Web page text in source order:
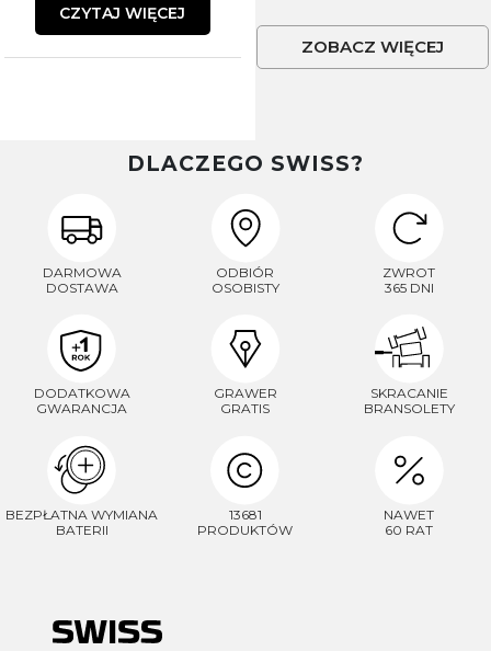
CZYTAJ WIĘCEJ
ZOBACZ WIĘCEJ
DLACZEGO SWISS?
DARMOWA
DOSTAWA
ODBIÓR
OSOBISTY
ZWROT
365 DNI
DODATKOWA
GWARANCJA
GRAWER
GRATIS
SKRACANIE
BRANSOLETY
BEZPŁATNA WYMIANA
BATERII
13681
PRODUKTÓW
NAWET
60 RAT